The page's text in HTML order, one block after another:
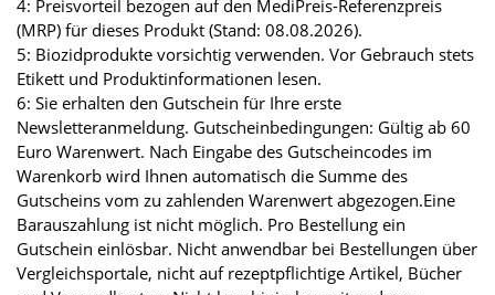
4: Preisvorteil bezogen auf den MediPreis-Referenzpreis
(MRP) für dieses Produkt (Stand: 08.08.2026).
5: Biozidprodukte vorsichtig verwenden. Vor Gebrauch stets
Etikett und Produktinformationen lesen.
6: Sie erhalten den Gutschein für Ihre erste
Newsletteranmeldung. Gutscheinbedingungen: Gültig ab 60
Euro Warenwert. Nach Eingabe des Gutscheincodes im
Warenkorb wird Ihnen automatisch die Summe des
Gutscheins vom zu zahlenden Warenwert abgezogen.Eine
Barauszahlung ist nicht möglich. Pro Bestellung ein
Gutschein einlösbar. Nicht anwendbar bei Bestellungen über
Vergleichsportale, nicht auf rezeptpflichtige Artikel, Bücher